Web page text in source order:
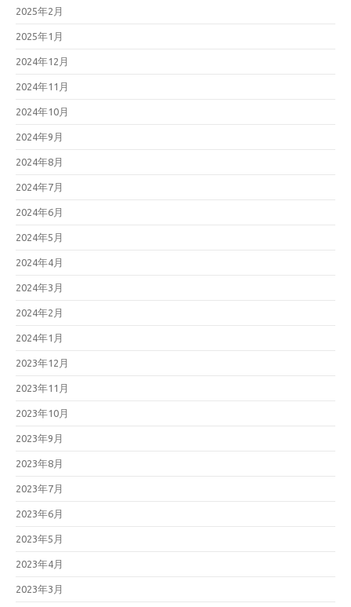
2025年2月
2025年1月
2024年12月
2024年11月
2024年10月
2024年9月
2024年8月
2024年7月
2024年6月
2024年5月
2024年4月
2024年3月
2024年2月
2024年1月
2023年12月
2023年11月
2023年10月
2023年9月
2023年8月
2023年7月
2023年6月
2023年5月
2023年4月
2023年3月